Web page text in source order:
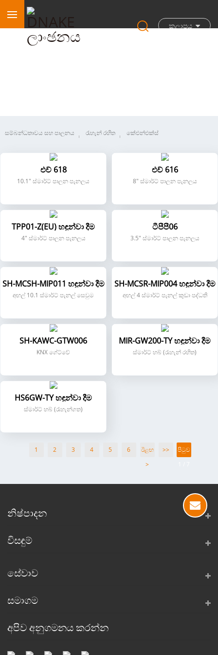
කලාපය
සම්බන්ධතාවය සහ පාලනය රැහැන් රහිත කේඑන්එක්ස්
එච් 618
10.1" ස්මාර්ට් පාලන පැනලය
එච් 616
8" ස්මාර්ට් පාලන පැනලය
TPP01-Z(EU) හඳුන්වා දීම
4" ස්මාර්ට් පාලන පැනලය
ටීපීපී06
3.5" ස්මාර්ට් පාලන පැනලය
SH-MCSH-MIP011 හඳුන්වා දීම
අඟල් 10.1 ස්මාර්ට් පැනල් සෙවුම
SH-MCSR-MIP004 හඳුන්වා දීම
අඟල් 4 ස්මාර්ට් පැනල් කුඩා පද්ධති
SH-KAWC-GTW006
KNX ගේට්වේ
MIR-GW200-TY හඳුන්වා දීම
ස්මාර්ට් හබ් (රැහැන් රහිත)
HS6GW-TY හඳුන්වා දීම
ස්මාර්ට් හබ් (රැහැන්ගත)
1 2 3 4 5 6
ඊළඟ
>
>>
පිටුව
නිෂ්පාදන
විසඳුම්
සේවාව
සමාගම
අපිව අනුගමනය කරන්න